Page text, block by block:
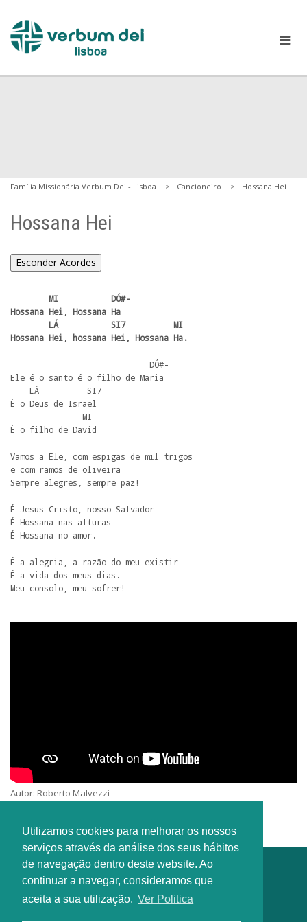
Utilizamos cookies para melhorar os nossos
serviços através da análise dos seus hábitos
de navegação dentro deste website. Ao
continuar a navegar, consideramos que
aceita a sua utilização. Ver Politica
Família Missionária Verbum Dei - Lisboa Cancioneiro Hossana Hei
Hossana Hei
Esconder Acordes
Hossana Hei, Hossana Ha
Hossana Hei, hossana Hei, Hossana Ha.
Ele é o santo é o filho de Maria
É o Deus de Israel
É o filho de David
Vamos a Ele, com espigas de mil trigos
e com ramos de oliveira
Sempre alegres, sempre paz!
É Jesus Cristo, nosso Salvador
É Hossana nas alturas
É Hossana no amor.
É a alegria, a razão do meu existir
É a vida dos meus dias.
Meu consolo, meu sofrer!
Autor: Roberto Malvezzi